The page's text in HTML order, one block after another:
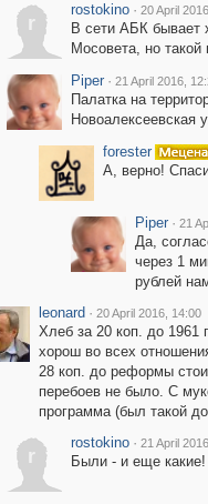
r
rostokino · 20 April
В сети АБК бывает
Мосовета, но такой
Piper · 21 April 2016,
Палатка на
Новоалексеевская
forester
А, верно!
Piper · 21
Да,
через 1
рублей
leonard · 20 April 2016, 14:00
Хлеб за 20 коп. до 1961
хорош во всех
28 коп. до реформы
перебоев не было. С
программа (был такой
r
rostokino · 21 April
Были - и еще